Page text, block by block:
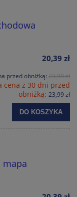
20,39 zł
przed obniżką: 23,99 zł
cena z 30 dni przed
obniżką: 23,99 zł
DO KOSZYKA
mapa